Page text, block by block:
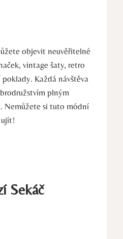
objevit neuvěřitelné
vintage šaty, retro
Každá návštěva
plným
Nemůžete si tuto módní
ujít!
Sekáč